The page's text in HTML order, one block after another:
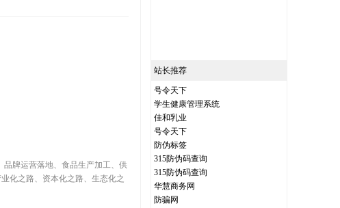
牌运营落地、食品生产加工、供
化之路、资本化之路、生态化之
站长推荐
号令天下
学生健康管理系统
佳和乳业
号令天下
防伪标签
315防伪码查询
315防伪码查询
华慧商务网
防骗网